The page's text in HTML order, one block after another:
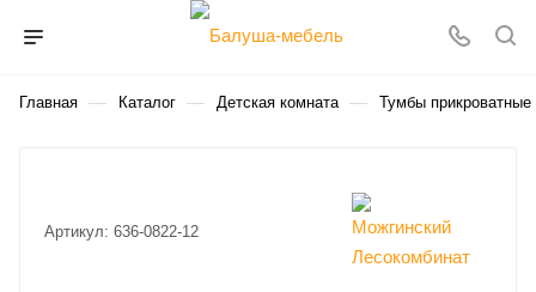
Главная — Каталог — Детская комната — Тумбы
Артикул: 636-0822-12